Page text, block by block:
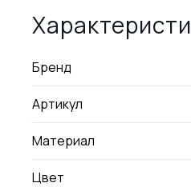
Бренд
Артикул
Материал
Цвет